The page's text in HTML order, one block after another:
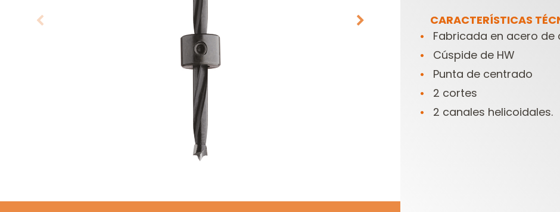
HOJAS DE SIERRAS
SABLES
CARACTERÍSTICAS
Fabricada en acero de
Cúspide de HW
Punta de centrado
2 cortes
2 canales helicoidales.